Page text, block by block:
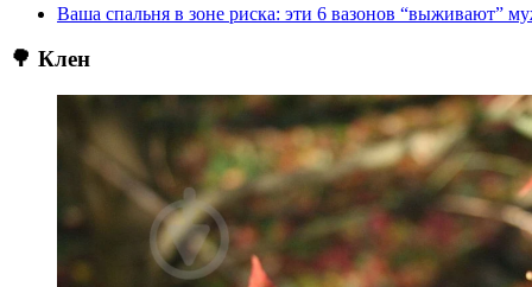
Ваша спальня в зоне риска: эти 6 вазонов “выживают”
🌳 Клен